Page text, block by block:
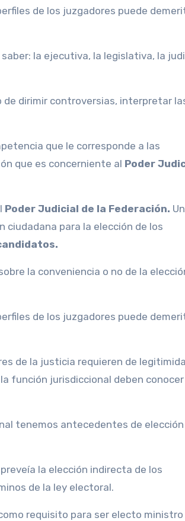
de los juzgadores puede
la ejecutiva, la legislativa, la
de dirimir controversias, interpretar
que le corresponde a las
que es concerniente al Poder
Poder Judicial de la Federación.
ciudadana para la elección de los
la conveniencia o no de la
de los juzgadores puede
de la justicia requieren de
función jurisdiccional deben
tenemos antecedentes de elección
la elección indirecta de los
de la ley electoral.
requisito para ser electo ministro